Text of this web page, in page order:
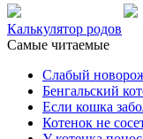
Калькулятор родов
Самые читаемые
Слабый
Бенгальский
Если кошка
Котенок не